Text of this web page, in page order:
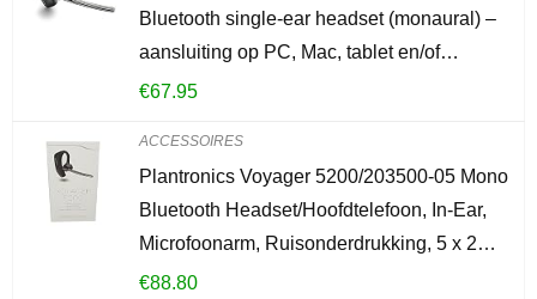
Bluetooth single-ear headset (monaural) –
aansluiting op PC, Mac, tablet en/of…
€67.95
ACCESSOIRES
Plantronics Voyager 5200/203500-05 Mono
Bluetooth Headset/Hoofdtelefoon, In-Ear,
Microfoonarm, Ruisonderdrukking, 5 x 2…
€88.80